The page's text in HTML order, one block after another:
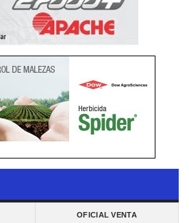
OFICIAL VENTA